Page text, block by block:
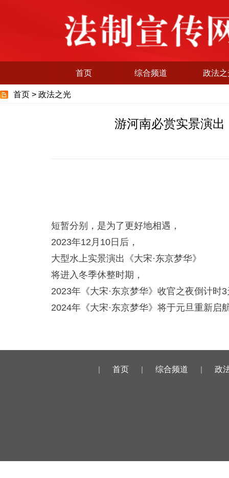
首页 综合频道 政法之
首页 > 政法之光
游河南必赏实景演
短暂分别，是为了更好地相遇，
2023年12月10日后，
大型水上实景演出《大宋·东京梦华》
将进入冬季休整时期，
2023年《大宋·东京梦华》收官之夜倒计时
2024年《大宋·东京梦华》将于元旦重新启
| 首页 | 综合频道 | 政